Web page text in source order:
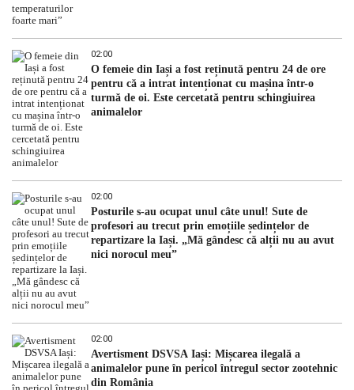
02:00
O femeie din Iași a fost reținută pentru 24 de ore
pentru că a intrat intenționat cu mașina într-o
turmă de oi. Este cercetată pentru schingiuirea
animalelor
02:00
Posturile s-au ocupat unul câte unul! Sute de
profesori au trecut prin emoțiile ședințelor de
repartizare la Iași. „Mă gândesc că alții nu au avut
nici norocul meu”
02:00
Avertisment DSVSA Iași: Mișcarea ilegală a
animalelor pune în pericol întregul sector zootehnic
din România